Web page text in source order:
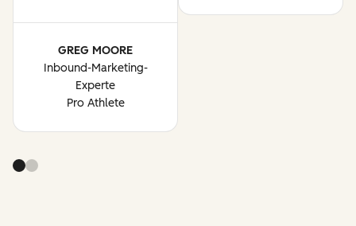
GREG MOORE
Inbound-Marketing-
Experte
Pro Athlete